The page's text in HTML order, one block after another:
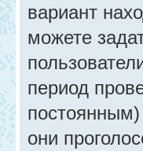
вариант
можете
период
постоянным)
они